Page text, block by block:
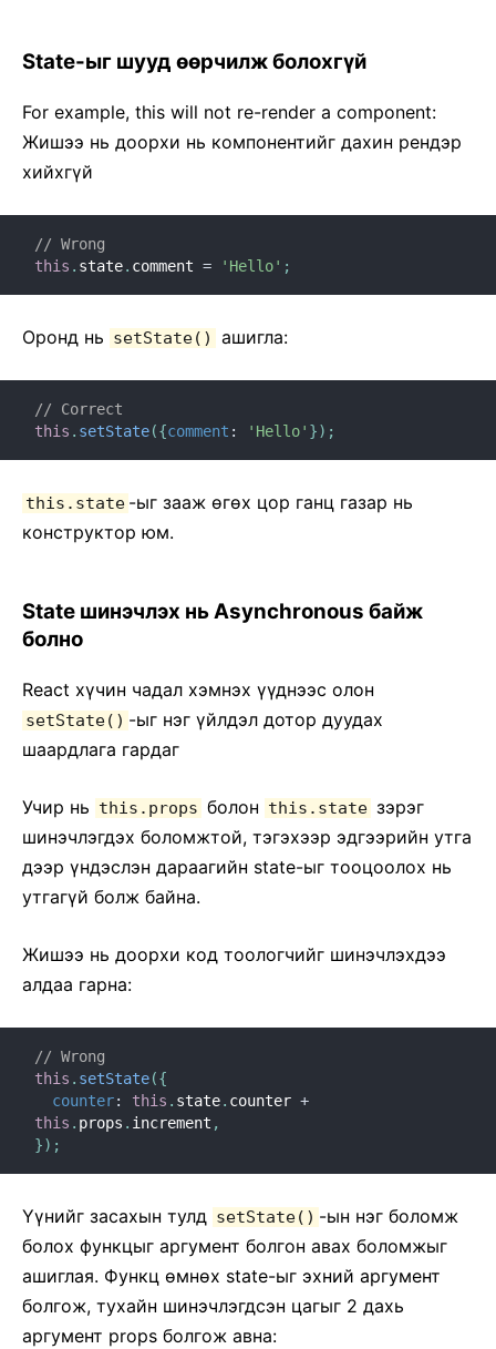
State-ыг шууд ѳѳрчилж болохгүй
For example, this will not re-render a component:
Жишээ нь доорхи нь компонентийг дахин рендэр
хийхгүй
// Wrong
this . state. comment = 'Hello' ;
Оронд нь setState() ашигла:
// Correct
this . setState({comment : 'Hello' }) ;
this.state -ыг зааж ѳгѳх цор ганц газар нь
конструктор юм.
State шинэчлэх нь Asynchronous байж
болно
React хүчин чадал хэмнэх үүднээс олон
setState() -ыг нэг үйлдэл дотор дуудах
шаардлага гардаг
Учир нь this.props болон this.state зэрэг
шинэчлэгдэх боломжтой, тэгэхээр эдгээрийн утга
дээр үндэслэн дараагийн state-ыг тооцоолох нь
утгагүй болж байна.
Жишээ нь доорхи код тоологчийг шинэчлэхдээ
алдаа гарна:
// Wrong
this . setState({
counter: this . state. counter +
this . props . increment ,
}) ;
Үүнийг засахын тулд setState() -ын нэг боломж
болох функцыг аргумент болгон авах боломжыг
ашиглая. Функц ѳмнѳх state-ыг эхний аргумент
болгож, тухайн шинэчлэгдсэн цагыг 2 дахь
аргумент props болгож авна: